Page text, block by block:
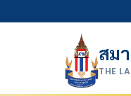
สม
THE